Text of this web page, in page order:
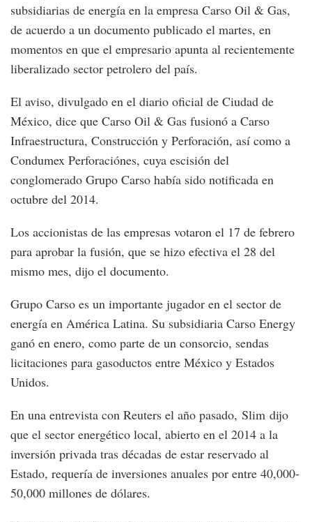
subsidiarias de energía en la empresa Carso Oil & Gas,
de acuerdo a un documento publicado el martes, en
momentos en que el empresario apunta al recientemente
liberalizado sector petrolero del país.
El aviso, divulgado en el diario oficial de Ciudad de
México, dice que Carso Oil & Gas fusionó a Carso
Infraestructura, Construcción y Perforación, así como a
Condumex Perforaciónes, cuya escisión del
conglomerado Grupo Carso había sido notificada en
octubre del 2014.
Los accionistas de las empresas votaron el 17 de febrero
para aprobar la fusión, que se hizo efectiva el 28 del
mismo mes, dijo el documento.
Grupo Carso es un importante jugador en el sector de
energía en América Latina. Su subsidiaria Carso Energy
ganó en enero, como parte de un consorcio, sendas
licitaciones para gasoductos entre México y Estados
Unidos.
En una entrevista con Reuters el año pasado, Slim dijo
que el sector energético local, abierto en el 2014 a la
inversión privada tras décadas de estar reservado al
Estado, requería de inversiones anuales por entre 40,000-
50,000 millones de dólares.